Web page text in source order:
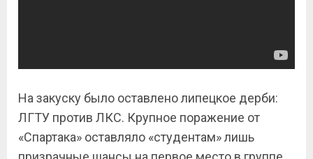
На закуску было оставлено липецкое дерби:
ЛГТУ против ЛКС. Крупное поражение от
«Спартака» оставляло «студентам» лишь